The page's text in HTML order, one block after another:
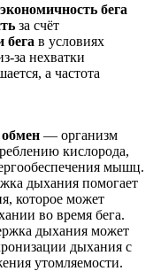
бега
за счёт
бега в условиях
за нехватки
а частота
— организм
кислорода,
мышц.
дыхания помогает
которое может
во время бега.
дыхания может
дыхания с
утомляемости.